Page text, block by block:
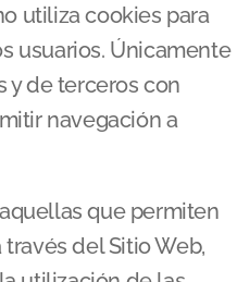
utiliza cookies para
usuarios. Únicamente
y de terceros con
navegación a
que permiten
del Sitio Web,